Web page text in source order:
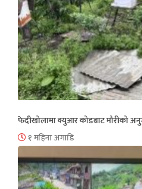
फेदीखोलामा क्युआर कोडबाट मौरीको
१ महिना अगाडि